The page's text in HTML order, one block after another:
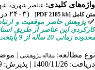
واژه‌های کلیدی: عناصر شهری،
متن کامل [PDF 2185 kb] (۲۴۰۳ دریافت)
✅پژوهش حاضر موقعیت و
کارکردی این عناصر از طریق
محدوده زمانی 20 ساله از 9 پایتخت مهم اسلامی است.
نوع مطالعه: مقاله پژوهشی |
دریافت: 1400/11/26 | پذیرش: 1401/2/19 | انتشار: 1401/6/30